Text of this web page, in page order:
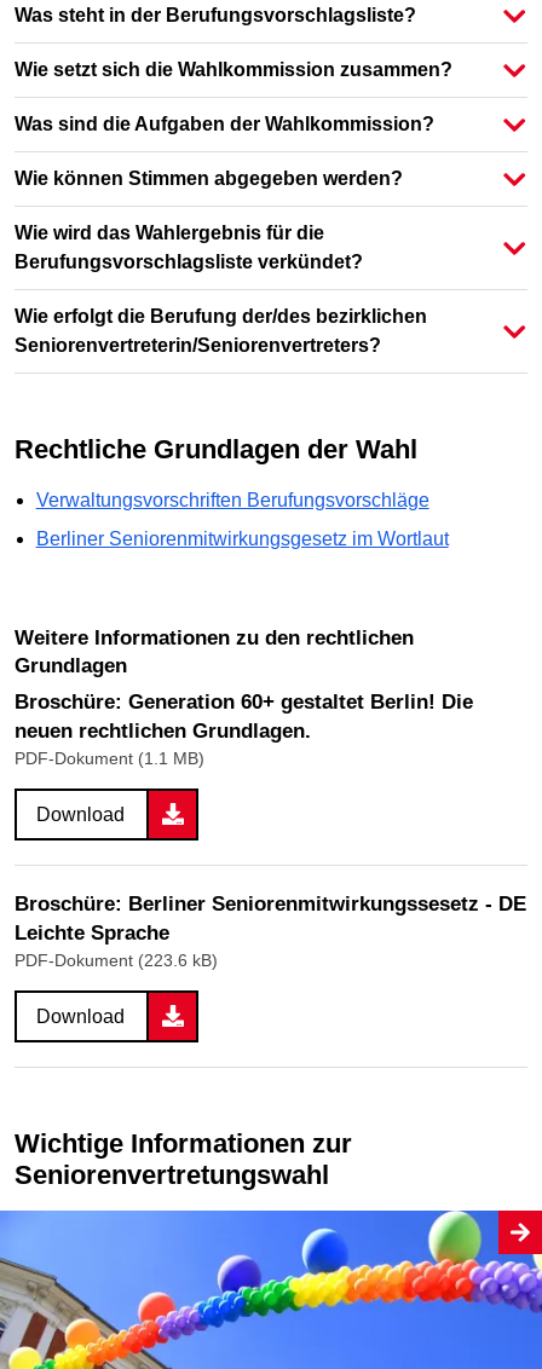
Was steht in der Berufungsvorschlagsliste?
Wie setzt sich die Wahlkommission zusammen?
Was sind die Aufgaben der Wahlkommission?
Wie können Stimmen abgegeben werden?
Wie wird das Wahlergebnis für die
Berufungsvorschlagsliste verkündet?
Wie erfolgt die Berufung der/des bezirklichen
Seniorenvertreterin/Seniorenvertreters?
Rechtliche Grundlagen der Wahl
Verwaltungsvorschriften Berufungsvorschläge
Berliner Seniorenmitwirkungsgesetz im Wortlaut
Weitere Informationen zu den rechtlichen
Grundlagen
Broschüre: Generation 60+ gestaltet Berlin! Die
neuen rechtlichen Grundlagen.
PDF-Dokument (1.1 MB)
Download
Broschüre: Berliner Seniorenmitwirkungssesetz - DE
Leichte Sprache
PDF-Dokument (223.6 kB)
Download
Wichtige Informationen zur
Seniorenvertretungswahl